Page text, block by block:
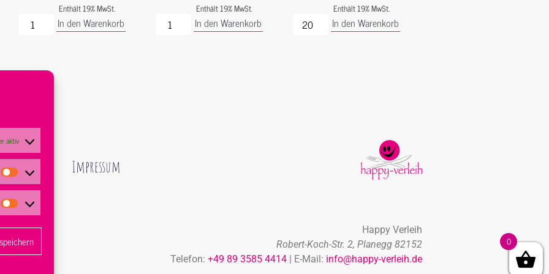
aktiv
Enthält 19% MwSt.
In den Warenkorb
Enthält 19% MwSt.
In den Warenkorb
Enthält 19% MwSt.
In den Warenkorb
Datenschutz Impressum
Happy Verleih
Robert-Koch-Str. 2, Planegg 82152
Telefon: +49 89 3585 4414 | E-Mail: info@happy-verleih.de
0